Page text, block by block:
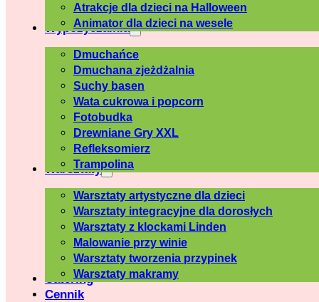
Atrakcje dla dzieci na Halloween
Animator dla dzieci na wesele
Wypożyczalnia
Dmuchańce
Dmuchana zjeżdżalnia
Suchy basen
Wata cukrowa i popcorn
Fotobudka
Drewniane Gry XXL
Refleksomierz
Trampolina
Warsztaty
Warsztaty artystyczne dla dzieci
Warsztaty integracyjne dla dorosłych
Warsztaty z klockami Linden
Malowanie przy winie
Warsztaty tworzenia przypinek
Warsztaty makramy
Catering
Cennik